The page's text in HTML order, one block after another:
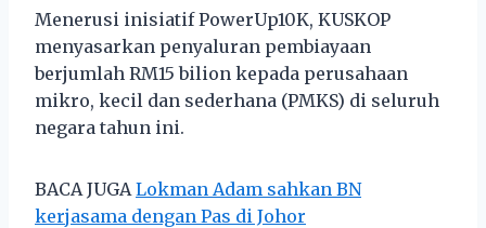
Menerusi inisiatif PowerUp10K, KUSKOP
menyasarkan penyaluran pembiayaan
berjumlah RM15 bilion kepada perusahaan
mikro, kecil dan sederhana (PMKS) di seluruh
negara tahun ini.
BACA JUGA Lokman Adam sahkan BN
kerjasama dengan Pas di Johor